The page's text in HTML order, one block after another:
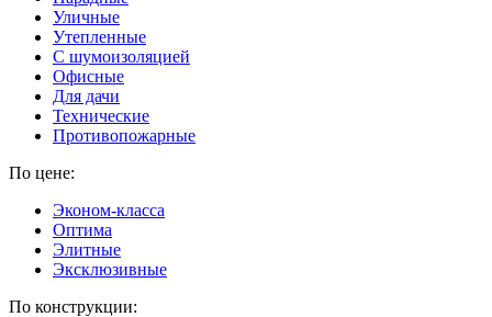
Уличные
Утепленные
C шумоизоляцией
Офисные
Для дачи
Технические
Противопожарные
По цене:
Эконом-класса
Оптима
Элитные
Эксклюзивные
По конструкции: